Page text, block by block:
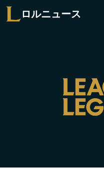
ロルニュース